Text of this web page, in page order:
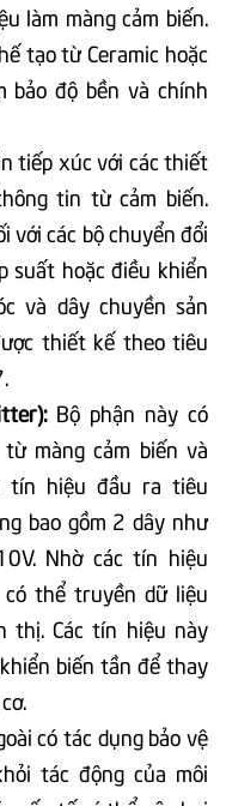
làm màng cảm biến.
tạo từ Ceramic hoặc
bảo độ bền và chính
tiếp xúc với các thiết
tin từ cảm biến.
với các bộ chuyển đổi
suất hoặc điều khiển
và dây chuyền sản
thiết kế theo tiêu
Bộ phận này có
màng cảm biến và
tín hiệu đầu ra tiêu
bao gồm 2 dây như
Nhờ các tín hiệu
có thể truyền dữ liệu
thị. Các tín hiệu này
biến tần để thay
có tác dụng bảo vệ
tác động của môi